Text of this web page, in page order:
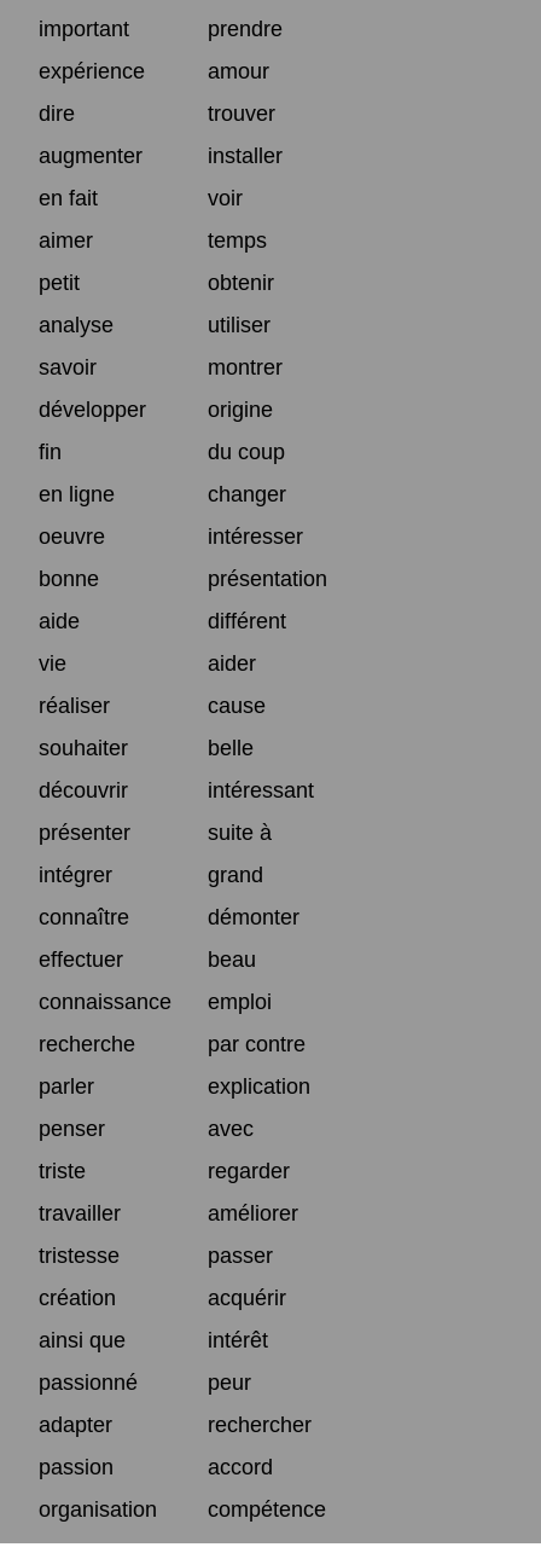
important
prendre
expérience
amour
dire
trouver
augmenter
installer
en fait
voir
aimer
temps
petit
obtenir
analyse
utiliser
savoir
montrer
développer
origine
fin
du coup
en ligne
changer
oeuvre
intéresser
bonne
présentation
aide
différent
vie
aider
réaliser
cause
souhaiter
belle
découvrir
intéressant
présenter
suite à
intégrer
grand
connaître
démonter
effectuer
beau
connaissance
emploi
recherche
par contre
parler
explication
penser
avec
triste
regarder
travailler
améliorer
tristesse
passer
création
acquérir
ainsi que
intérêt
passionné
peur
adapter
rechercher
passion
accord
organisation
compétence